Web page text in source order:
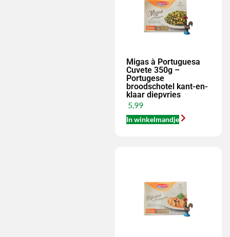
Migas à Portuguesa
Cuvete 350g –
Portugese
broodschotel kant-en-
klaar diepvries
5,99
In winkelmandje